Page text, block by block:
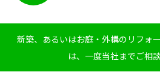
新築、あるいはお庭・外構のリフォ
は、一度当社までご相